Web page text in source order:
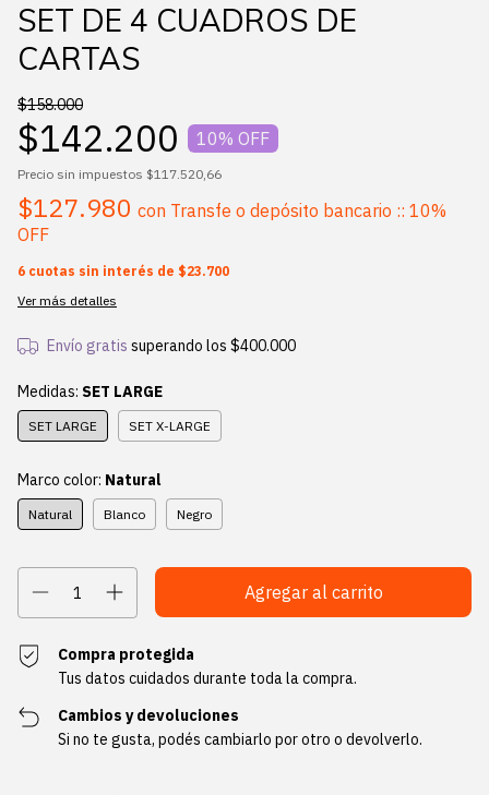
SET DE 4 CUADROS DE
CARTAS
$158.000
$142.200 10% OFF
Precio sin impuestos $117.520,66
$127.980 con Transfe o depósito bancario :: 10%
OFF
6 cuotas sin interés de $23.700
Ver más detalles
Envío gratis superando los $400.000
Medidas: SET LARGE
SET LARGE SET X-LARGE
Marco color: Natural
Natural Blanco Negro
Compra protegida
Tus datos cuidados durante toda la compra.
Cambios y devoluciones
Si no te gusta, podés cambiarlo por otro o devolverlo.